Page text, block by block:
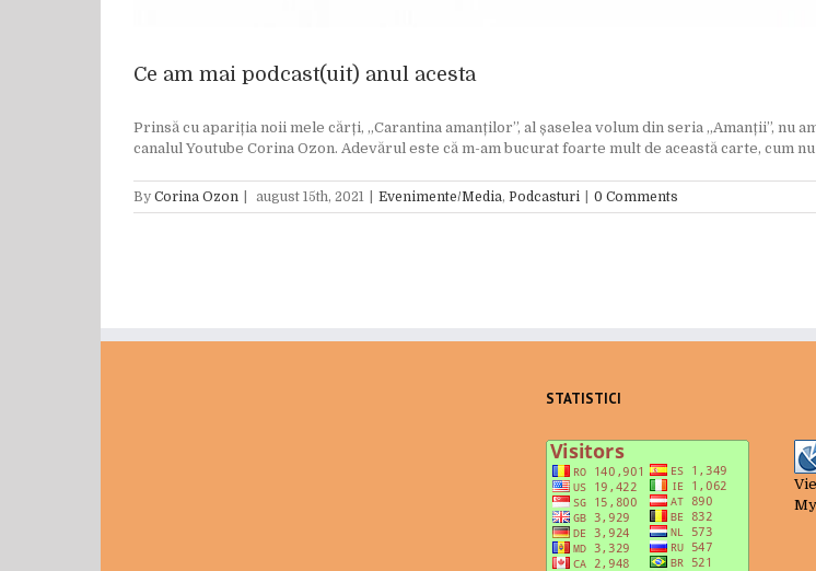
Ce am mai podcast(uit) anul acesta
Prinsă cu apariția noii mele cărți, „Carantina amanților”, al șaselea volum din seria „Amanții”,
canalul Youtube Corina Ozon. Adevărul este că m-am bucurat foarte mult de această carte, cum
By Corina Ozon august 15th, 2021 Evenimente/Media, Podcasturi 0 Comments
STATISTICI